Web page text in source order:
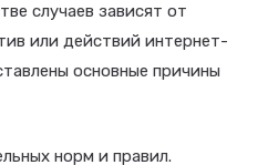
случаев зависят от
или действий интернет-
основные причины
норм и правил.